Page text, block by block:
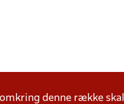
denne række